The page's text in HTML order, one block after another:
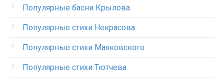
Популярные басни Крылова
Популярные стихи Некрасова
Популярные стихи Маяковского
Популярные стихи Тютчева